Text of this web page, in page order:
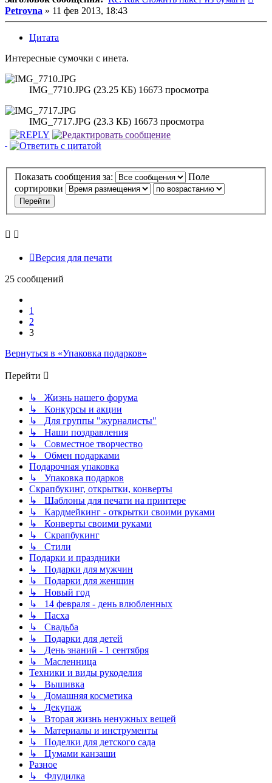
Petrovna » 11 фев 2013, 18:43
Цитата
Интересные сумочки с инета.
IMG_7710.JPG (23.25 КБ) 16673 просмотра
IMG_7717.JPG (23.3 КБ) 16673 просмотра
Показать сообщения за:
Поле
сортировки
Версия для печати
25 сообщений
1
2
3
Вернуться в «Упаковка подарков»
Перейти
↳ Жизнь нашего форума
↳ Конкурсы и акции
↳ Для группы "журналисты"
↳ Наши поздравления
↳ Совместное творчество
↳ Обмен подарками
Подарочная упаковка
↳ Упаковка подарков
Скрапбукинг, открытки, конверты
↳ Шаблоны для печати на принтере
↳ Кардмейкинг - открытки своими руками
↳ Конверты своими руками
↳ Скрапбукинг
↳ Стили
Подарки и праздники
↳ Подарки для мужчин
↳ Подарки для женщин
↳ Новый год
↳ 14 февраля - день влюбленных
↳ Пасха
↳ Свадьба
↳ Подарки для детей
↳ День знаний - 1 сентября
↳ Масленница
Техники и виды рукоделия
↳ Вышивка
↳ Домашняя косметика
↳ Декупаж
↳ Вторая жизнь ненужных вещей
↳ Материалы и инструменты
↳ Поделки для детского сада
↳ Цумами канзаши
Разное
↳ Флудилка